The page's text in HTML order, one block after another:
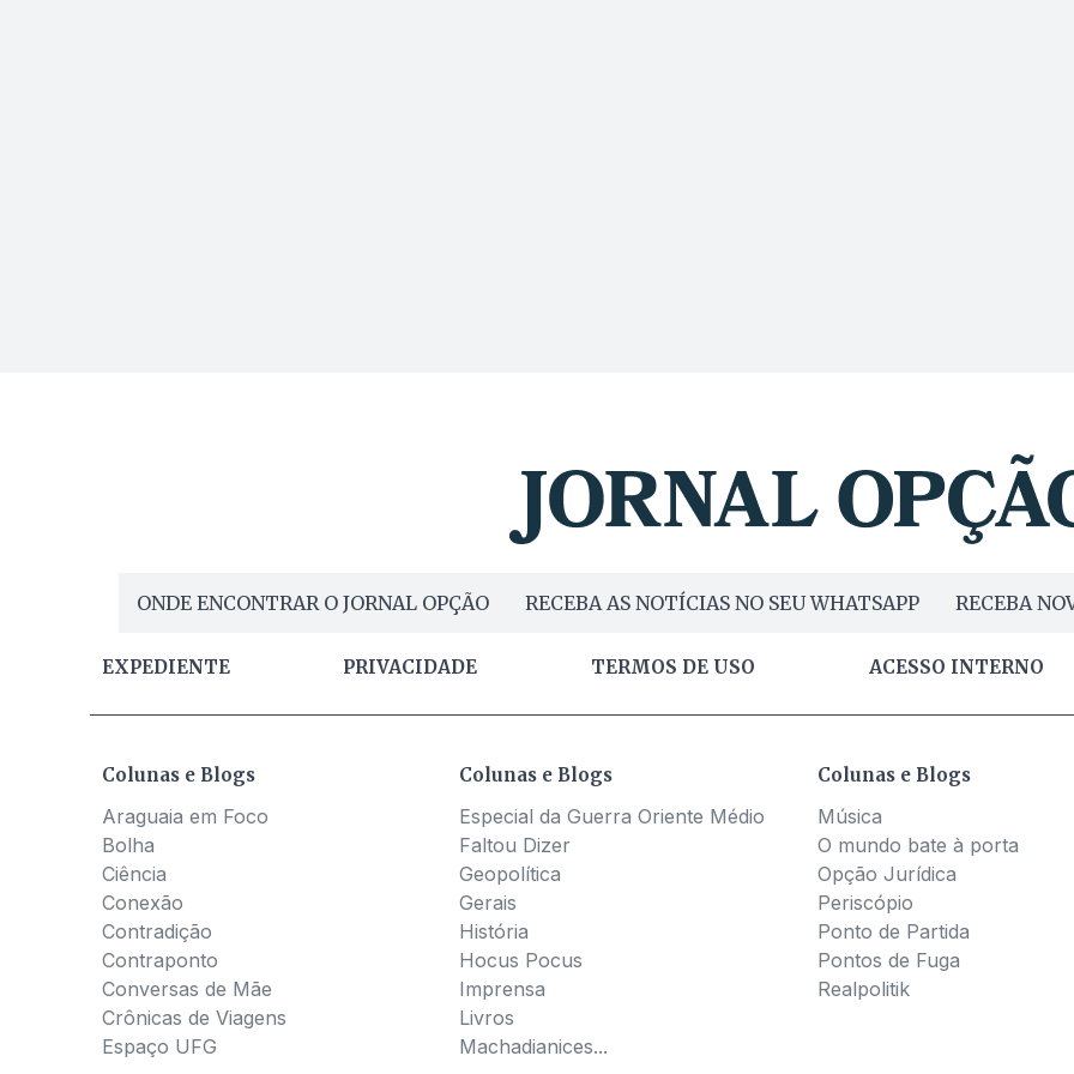
ONDE ENCONTRAR O JORNAL OPÇÃO RECEBA AS NOTÍCIAS NO SEU WHATSAPP RECEBA
EXPEDIENTE PRIVACIDADE TERMOS DE USO ACESSO INTERNO
Colunas e Blogs
Araguaia em Foco
Bolha
Ciência
Conexão
Contradição
Contraponto
Conversas de Mãe
Crônicas de Viagens
Espaço UFG
Colunas e Blogs
Especial da Guerra Oriente Médio
Faltou Dizer
Geopolítica
Gerais
História
Hocus Pocus
Imprensa
Livros
Machadianices...
Colunas e Blogs
Música
O mundo bate à porta
Opção Jurídica
Periscópio
Ponto de Partida
Pontos de Fuga
Realpolitik